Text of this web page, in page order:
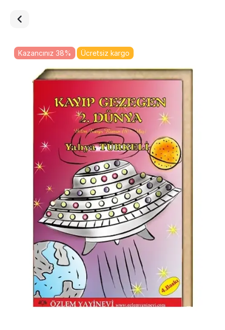
Ücretsiz kargo
Kazancınız 38%